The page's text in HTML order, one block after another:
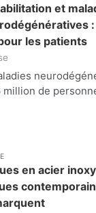
et
les patients
million de
en acier